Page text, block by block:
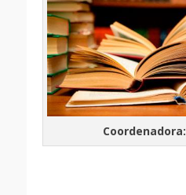
Coordenadora: